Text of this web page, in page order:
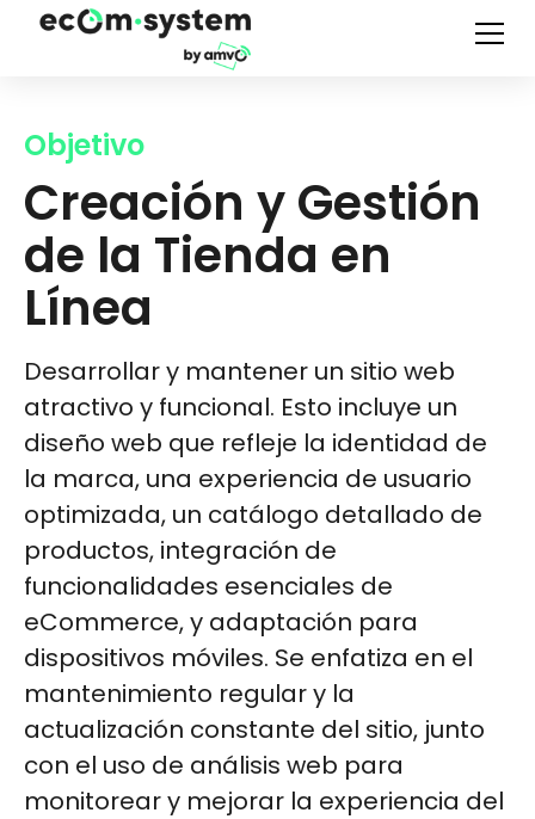
Objetivo
Creación y Gestión
de la Tienda en
Línea
Desarrollar y mantener un sitio web
atractivo y funcional. Esto incluye un
diseño web que refleje la identidad de
la marca, una experiencia de usuario
optimizada, un catálogo detallado de
productos, integración de
funcionalidades esenciales de
eCommerce, y adaptación para
dispositivos móviles. Se enfatiza en el
mantenimiento regular y la
actualización constante del sitio, junto
con el uso de análisis web para
monitorear y mejorar la experiencia del